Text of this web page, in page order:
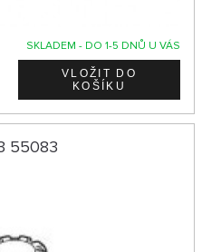
SKLADEM - DO 1-5 DNŮ U VÁS
55083